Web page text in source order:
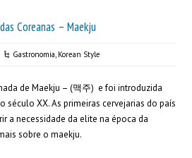
Coreanas – Maekju
Gastronomia, Korean Style
de Maekju – (맥주) e foi introduzida
século XX. As primeiras cervejarias do país
a necessidade da elite na época da
sobre o maekju.